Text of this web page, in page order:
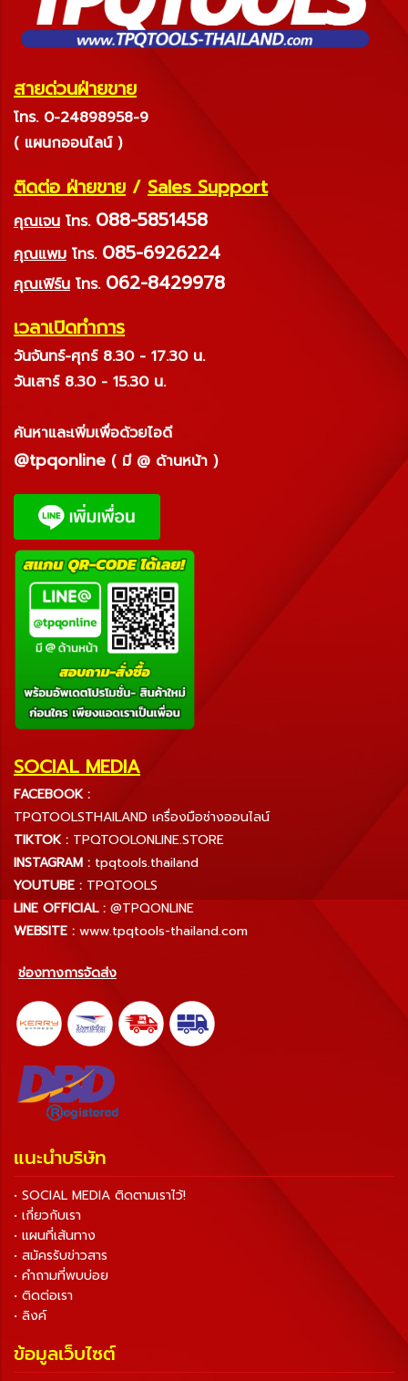
สายด่วนฝ่ายขาย
โทร. 0-24898958-9
( แผนกออนไลน์ )
ติดต่อ ฝ่ายขาย / Sales Support
คุณเจน โทร. 088-5851458
คุณแพม โทร. 085-6926224
คุณเฟิร์น โทร. 062-8429978
เวลาเปิดทำการ
วันจันทร์-ศุกร์ 8.30 - 17.30 น.
วันเสาร์ 8.30 - 15.30 น.
ค้นหาและเพิ่มเพื่อด้วยไอดี
@tpqonline ( มี @ ด้านหน้า )
SOCIAL MEDIA
FACEBOOK :
TPQTOOLSTHAILAND เครื่องมือช่างออนไลน์
TIKTOK : TPQTOOLONLINE.STORE
INSTAGRAM : tpqtools.thailand
YOUTUBE : TPQTOOLS
LINE OFFICIAL : @TPQONLINE
WEBSITE : www.tpqtools-thailand.com
ช่องทางการจัดส่ง
แนะนำบริษัท
• SOCIAL MEDIA ติดตามเราไว้!
• เกี่ยวกับเรา
• แผนที่เส้นทาง
• สมัครรับข่าวสาร
• คำถามที่พบบ่อย
• ติดต่อเรา
• ลิงค์
ข้อมูลเว็บไซต์